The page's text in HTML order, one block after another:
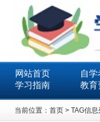
网站首页 自
学习指南
教育
当前位置： 首页 > TAG信